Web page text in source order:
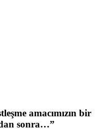
amacımızın bir
sonra…”